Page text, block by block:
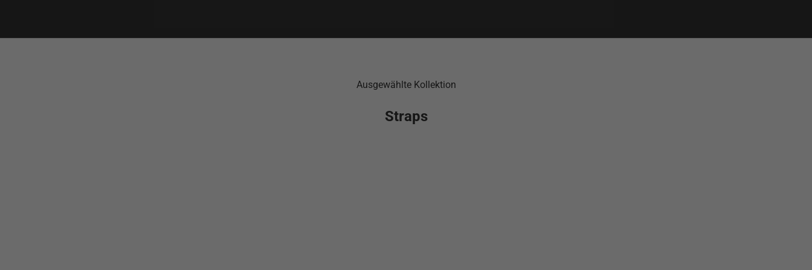
Ausgewählte Kollektion
Straps